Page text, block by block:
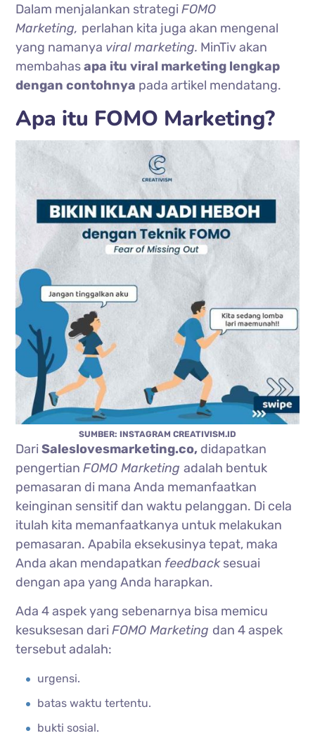
Dalam menjalankan strategiFOMO
Marketing, perlahan kita juga akan mengenal
yang namanya viral marketing. MinTiv akan
membahasapa itu viral marketing lengkap
dengan contohnya pada artikel mendatang.
Apa itu FOMO Marketing?
SUMBER: INSTAGRAM CREATIVISM.ID
DariSaleslovesmarketing.co, didapatkan
pengertianFOMO Marketingadalah bentuk
pemasaran di mana Anda memanfaatkan
keinginan sensitif dan waktu pelanggan. Di cela
itulah kita memanfaatkanya untuk melakukan
pemasaran. Apabila eksekusinya tepat, maka
Anda akan mendapatkan feedback sesuai
dengan apa yang Anda harapkan.
Ada 4 aspek yang sebenarnya bisa memicu
kesuksesan dariFOMO Marketing dan 4 aspek
tersebut adalah:
urgensi.
batas waktu tertentu.
bukti sosial.